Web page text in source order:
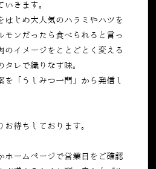
きます。
はじめ大人気のハラミやハツを
モンだったら食べられると言っ
のイメージをことごとく変える
レで織りなす味。
を「うしみつ一門」から発信し
待ちしております。
ームページで営業日をご確認